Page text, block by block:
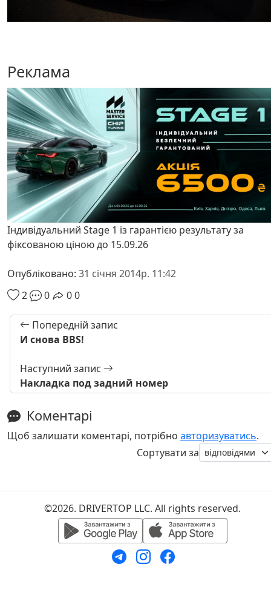
Реклама
Індивідуальний Stage 1 із гарантією результату за
фіксованою ціною до 15.09.26
Опубліковано: 31 січня 2014р. 11:42
2
0 00
Попередній запис
И снова BBS!
Наступний запис
Накладка под задний номер
Коментарі
Щоб залишати коментарі, потрібно авторизуватись.
Сортувати за
©2026. DRIVERTOP LLC. All rights reserved.